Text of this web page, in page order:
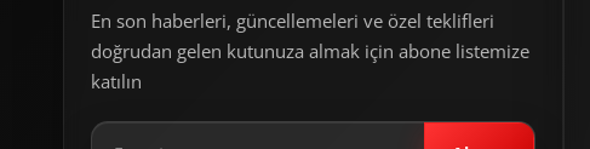
En son haberleri, güncellemeleri ve özel teklifleri
doğrudan gelen kutunuza almak için abone listemize
katılın